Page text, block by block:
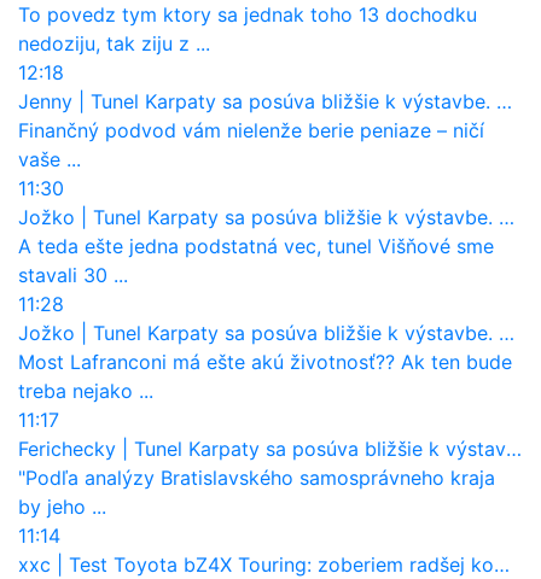
To povedz tym ktory sa jednak toho 13 dochodku
nedoziju, tak ziju z ...
12:18
Jenny
Tunel Karpaty sa posúva bližšie k výstavbe. NDS urobila dôležitý krok
Finančný podvod vám nielenže berie peniaze – ničí
vaše ...
11:30
Jožko
Tunel Karpaty sa posúva bližšie k výstavbe. NDS urobila dôležitý krok
A teda ešte jedna podstatná vec, tunel Višňové sme
stavali 30 ...
11:28
Jožko
Tunel Karpaty sa posúva bližšie k výstavbe. NDS urobila dôležitý krok
Most Lafranconi má ešte akú životnosť?? Ak ten bude
treba nejako ...
11:17
Ferichecky
Tunel Karpaty sa posúva bližšie k výstavbe. NDS urobila dôležitý krok
"Podľa analýzy Bratislavského samosprávneho kraja
by jeho ...
11:14
xxc
Test Toyota bZ4X Touring: zoberiem radšej kombi